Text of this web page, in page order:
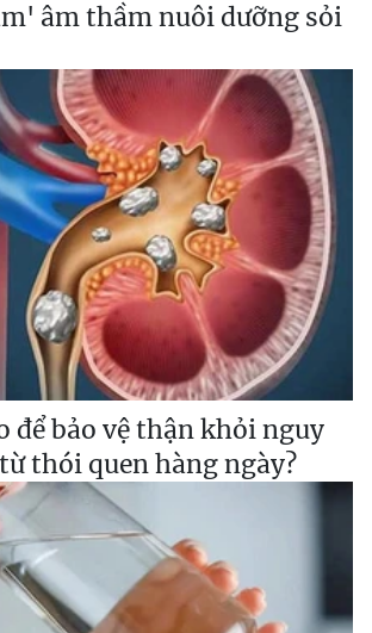
âm thầm nuôi dưỡng sỏi
để bảo vệ thận khỏi nguy
thói quen hàng ngày?